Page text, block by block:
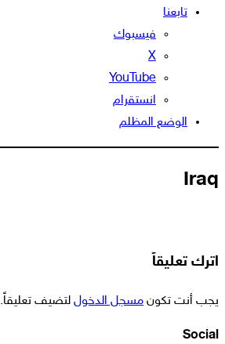
تابعنا
فيسبوك
‫X
‫YouTube
انستقرام
الوضع المظلم
Iraq
اترك تعليقاً
يجب أنت تكون مسجل الدخول لتضيف تعليقاً.
Social